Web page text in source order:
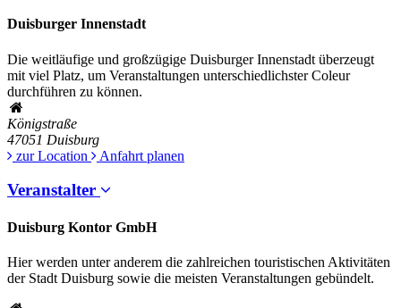
Duisburger Innenstadt
Die weitläufige und großzügige Duisburger Innenstadt überzeugt
mit viel Platz, um Veranstaltungen unterschiedlichster Coleur
durchführen zu können.
Königstraße
47051 Duisburg
zur Location
Anfahrt planen
Veranstalter
Duisburg Kontor GmbH
Hier werden unter anderem die zahlreichen touristischen Aktivitäten
der Stadt Duisburg sowie die meisten Veranstaltungen gebündelt.